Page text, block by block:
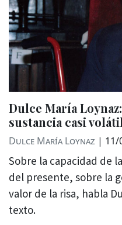
Dulce María
sustancia casi
Dulce María Loynaz | 11/
Sobre la capacidad de
del presente, sobre la
valor de la risa, habla
texto.